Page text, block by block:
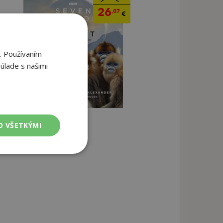
26,07 €
s našimi
VŠETKÝMI